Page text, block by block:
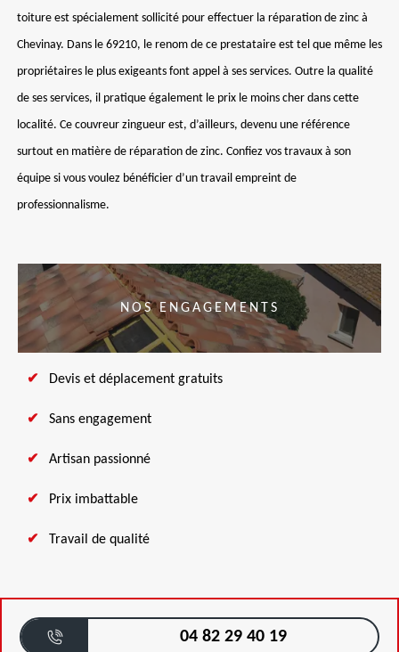
toiture est spécialement sollicité pour effectuer la réparation de zinc à
Chevinay. Dans le 69210, le renom de ce prestataire est tel que même les
propriétaires le plus exigeants font appel à ses services. Outre la qualité
de ses services, il pratique également le prix le moins cher dans cette
localité. Ce couvreur zingueur est, d’ailleurs, devenu une référence
surtout en matière de réparation de zinc. Confiez vos travaux à son
équipe si vous voulez bénéficier d’un travail empreint de
professionnalisme.
NOS ENGAGEMENTS
Devis et déplacement gratuits
Sans engagement
Artisan passionné
Prix imbattable
Travail de qualité
04 82 29 40 19